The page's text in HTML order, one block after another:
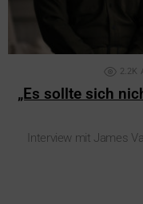
2.2K
„Es sollte sich
Interview mit James